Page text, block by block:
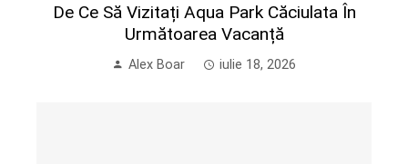
De Ce Să Vizitați Aqua Park Căciulata În
Următoarea Vacanță
Alex Boar iulie 18, 2026